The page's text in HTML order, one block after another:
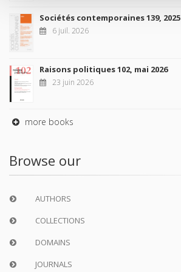
Sociétés contemporaines 139, 2025
6 juil. 2026
Raisons politiques 102, mai 2026
23 juin 2026
more books
Browse our
AUTHORS
COLLECTIONS
DOMAINS
JOURNALS